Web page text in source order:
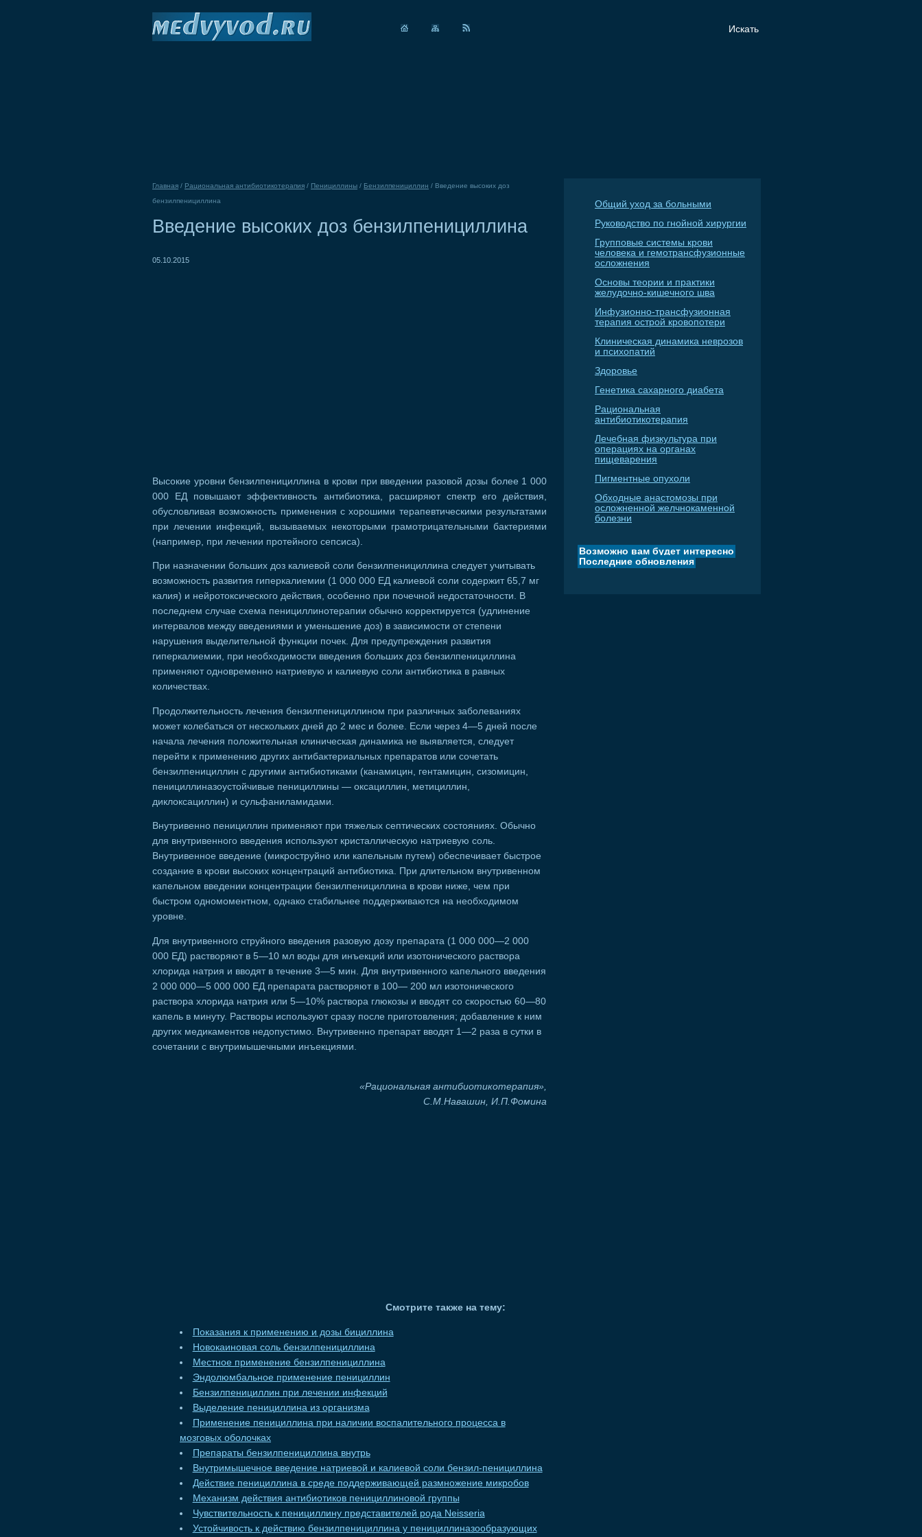
Главная / Рациональная антибиотикотерапия / Пенициллины / Бензилпенициллин / Введение высоких доз
бензилпенициллина
Введение высоких доз бензилпенициллина
05.10.2015
Высокие уровни бензилпенициллина в крови при введении разовой дозы более 1 000
000 ЕД повышают эффективность антибиотика, расширяют спектр его действия,
обусловливая возможность применения с хорошими терапевтическими результатами
при лечении инфекций, вызываемых некоторыми грамотрицательными бактериями
(например, при лечении протейного сепсиса).
При назначении больших доз калиевой соли бензилпенициллина следует учитывать
возможность развития гиперкалиемии (1 000 000 ЕД калиевой соли содержит 65,7 мг
калия) и нейротоксического действия, особенно при почечной недостаточности. В
последнем случае схема пенициллинотерапии обычно корректируется (удлинение
интервалов между введениями и уменьшение доз) в зависимости от степени
нарушения выделительной функции почек. Для предупреждения развития
гиперкалиемии, при необходимости введения больших доз бензилпенициллина
применяют одновременно натриевую и калиевую соли антибиотика в равных
количествах.
Продолжительность лечения бензилпенициллином при различных заболеваниях
может колебаться от нескольких дней до 2 мес и более. Если через 4—5 дней после
начала лечения положительная клиническая динамика не выявляется, следует
перейти к применению других антибактериальных препаратов или сочетать
бензилпенициллин с другими антибиотиками (канамицин, гентамицин, сизомицин,
пенициллиназоустойчивые пенициллины — оксациллин, метициллин,
диклоксациллин) и сульфаниламидами.
Внутривенно пенициллин применяют при тяжелых септических состояниях. Обычно
для внутривенного введения используют кристаллическую натриевую соль.
Внутривенное введение (микроструйно или капельным путем) обеспечивает быстрое
создание в крови высоких концентраций антибиотика. При длительном внутривенном
капельном введении концентрации бензилпенициллина в крови ниже, чем при
быстром одномоментном, однако стабильнее поддерживаются на необходимом
уровне.
Для внутривенного струйного введения разовую дозу препарата (1 000 000—2 000
000 ЕД) растворяют в 5—10 мл воды для инъекций или изотонического раствора
хлорида натрия и вводят в течение 3—5 мин. Для внутривенного капельного введения
2 000 000—5 000 000 ЕД препарата растворяют в 100— 200 мл изотонического
раствора хлорида натрия или 5—10% раствора глюкозы и вводят со скоростью 60—80
капель в минуту. Растворы используют сразу после приготовления; добавление к ним
других медикаментов недопустимо. Внутривенно препарат вводят 1—2 раза в сутки в
сочетании с внутримышечными инъекциями.
«Рациональная антибиотикотерапия»,
С.М.Навашин, И.П.Фомина
Смотрите также на тему:
Показания к применению и дозы бициллина
Новокаиновая соль бензилпенициллина
Местное применение бензилпенициллина
Эндолюмбальное применение пенициллин
Бензилпенициллин при лечении инфекций
Выделение пенициллина из организма
Применение пенициллина при наличии воспалительного процесса в
мозговых оболочках
Препараты бензилпенициллина внутрь
Внутримышечное введение натриевой и калиевой соли бензил-пенициллина
Действие пенициллина в среде поддерживающей размножение микробов
Механизм действия антибиотиков пенициллиновой группы
Чувствительность к пенициллину представителей рода Neisseria
Устойчивость к действию бензилпенициллина у пенициллиназообразующих
Общий уход за больными
Руководство по гнойной хирургии
Групповые системы крови
человека и гемотрансфузионные
осложнения
Основы теории и практики
желудочно-кишечного шва
Инфузионно-трансфузионная
терапия острой кровопотери
Клиническая динамика неврозов
и психопатий
Здоровье
Генетика сахарного диабета
Рациональная
антибиотикотерапия
Лечебная физкультура при
операциях на органах
пищеварения
Пигментные опухоли
Обходные анастомозы при
осложненной желчнокаменной
болезни
Возможно вам будет интересно
Последние обновления